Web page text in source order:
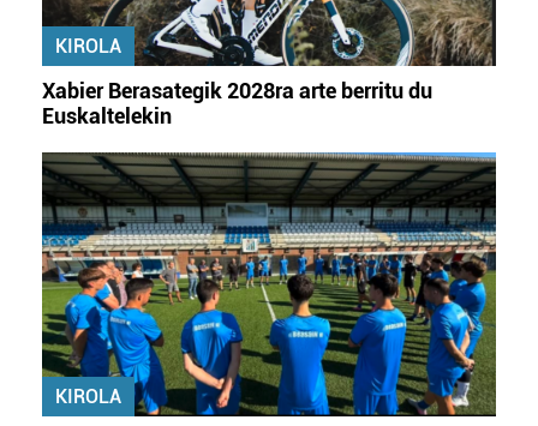
KIROLA
Xabier Berasategik 2028ra arte berritu du
Euskaltelekin
KIROLA